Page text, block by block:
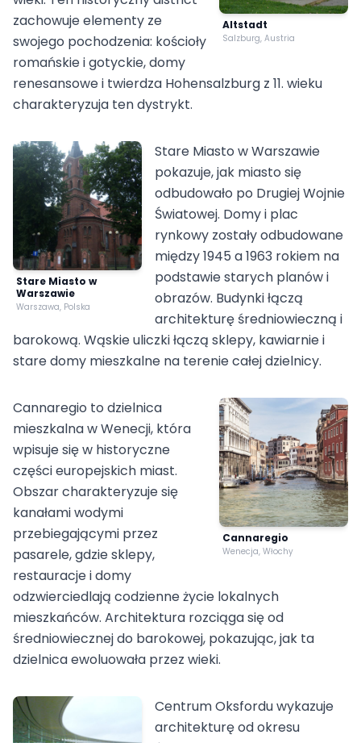
Altstadt
Salzburg, Austria
zachowuje elementy ze
swojego pochodzenia: kościoły
romańskie i gotyckie, domy
renesansowe i twierdza Hohensalzburg z 11. wieku
charakteryzuja ten dystrykt.
Stare Miasto w
Warszawie
Warszawa, Polska
Stare Miasto w Warszawie
pokazuje, jak miasto się
odbudowało po Drugiej Wojnie
Światowej. Domy i plac
rynkowy zostały odbudowane
między 1945 a 1963 rokiem na
podstawie starych planów i
obrazów. Budynki łączą
architekturę średniowieczną i
barokową. Wąskie uliczki łączą sklepy, kawiarnie i
stare domy mieszkalne na terenie całej dzielnicy.
Cannaregio
Wenecja, Włochy
Cannaregio to dzielnica
mieszkalna w Wenecji, która
wpisuje się w historyczne
części europejskich miast.
Obszar charakteryzuje się
kanałami wodymi
przebiegającymi przez
pasarele, gdzie sklepy,
restauracje i domy
odzwierciedlają codzienne życie lokalnych
mieszkańców. Architektura rozciąga się od
średniowiecznej do barokowej, pokazując, jak ta
dzielnica ewoluowała przez wieki.
Centrum Oksfordu wykazuje
architekturę od okresu